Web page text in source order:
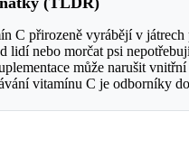
C přirozeně vyrábějí v
lidí nebo morčat psi
může narušit
vitamínu C je odborníky